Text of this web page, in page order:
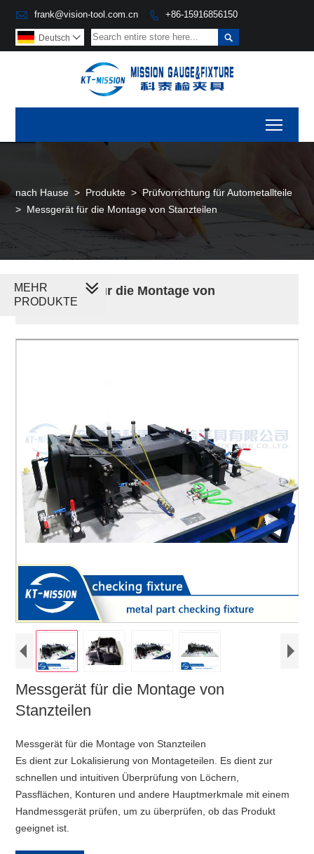
 frank@vision-tool.com.cn  +86-15916856150

Deutsch 
nach Hause > Produkte > Prüfvorrichtung für Autometallteile
> Messgerät für die Montage von Stanzteilen
Messgerät für die Montage von
Stanzteilen
Messgerät für die Montage von
Stanzteilen
Messgerät für die Montage von Stanzteilen
Es dient zur Lokalisierung von Montageteilen. Es dient zur
schnellen und intuitiven Überprüfung von Löchern,
Passflächen, Konturen und andere Hauptmerkmale mit einem
Handmessgerät prüfen, um zu überprüfen, ob das Produkt
geeignet ist.
MEHR
PRODUKTE